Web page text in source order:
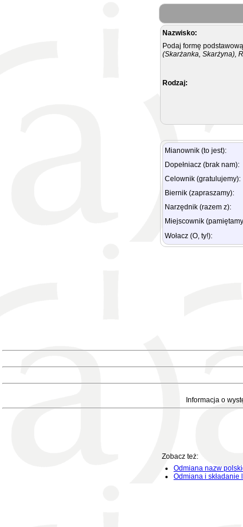
Nazwisko:
Podaj formę
(Skarżanka, Skarżyna),
Rodzaj:
Mianownik (to jest):
Dopełniacz (brak nam):
Celownik (gratulujemy):
Biernik (zapraszamy):
Narzędnik (razem z):
Miejscownik
Wołacz (O, ty!):
Informacja o
Zobacz też:
Odmiana nazw
Odmiana i składanie